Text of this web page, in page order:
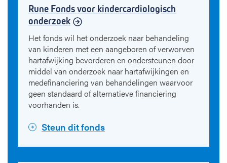
Rune Fonds voor kindercardiologisch
onderzoek
Het fonds wil het onderzoek naar behandeling
van kinderen met een aangeboren of verworven
hartafwijking bevorderen en ondersteunen door
middel van onderzoek naar hartafwijkingen en
medefinanciering van behandelingen waarvoor
geen standaard of alternatieve financiering
voorhanden is.
Steun dit fonds